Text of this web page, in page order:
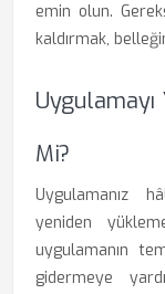
emin olun.
kaldırmak,
Mi?
Uygulamanız
yeniden
uygulamanın
gidermeye